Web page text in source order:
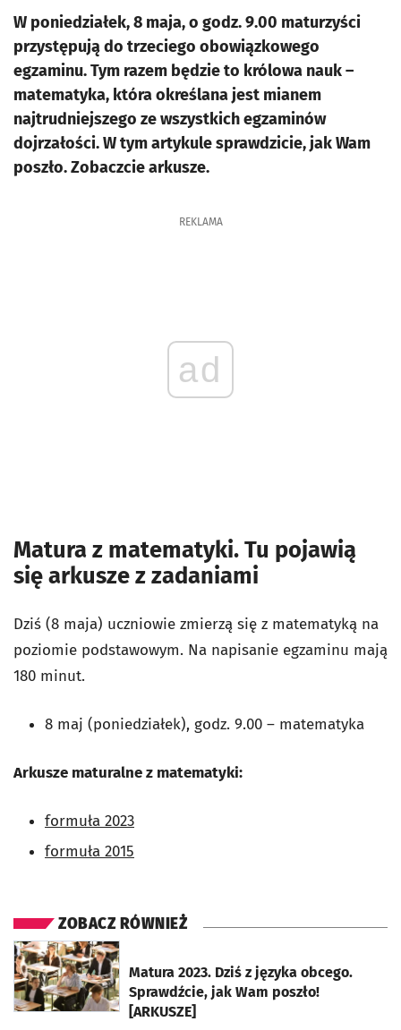
W poniedziałek, 8 maja, o godz. 9.00 maturzyści
przystępują do trzeciego obowiązkowego
egzaminu. Tym razem będzie to królowa nauk –
matematyka, która określana jest mianem
najtrudniejszego ze wszystkich egzaminów
dojrzałości. W tym artykule sprawdzicie, jak Wam
poszło. Zobaczcie arkusze.
REKLAMA
ad
Matura z matematyki. Tu pojawią
się arkusze z zadaniami
Dziś (8 maja) uczniowie zmierzą się z matematyką na
poziomie podstawowym. Na napisanie egzaminu mają
180 minut.
8 maj (poniedziałek), godz. 9.00 – matematyka
Arkusze maturalne z matematyki:
formuła 2023
formuła 2015
ZOBACZ RÓWNIEŻ
Matura 2023. Dziś z języka obcego.
Sprawdźcie, jak Wam poszło!
[ARKUSZE]
otworzy się w nowej karcie